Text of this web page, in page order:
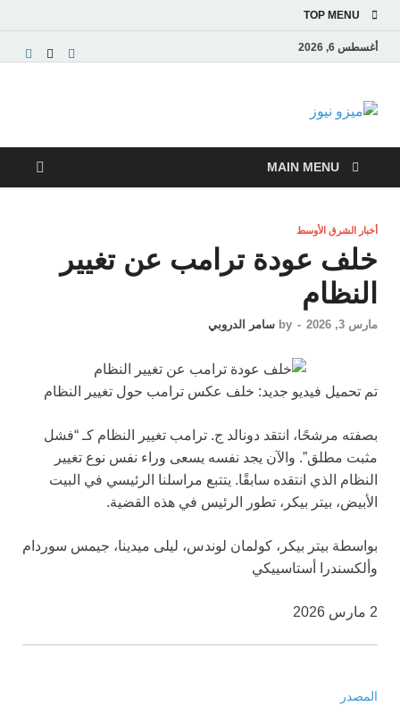
TOP MENU
أغسطس 6, 2026
ميزو نيوز
والاقتصادية
MAIN MENU
أخبار الشرق الأوسط
خلف عودة ترامب عن تغيير
النظام
مارس 3, 2026 -
by سامر الدروبي
تم تحميل فيديو جديد: خلف عكس ترامب حول تغيير النظام
بصفته مرشحًا، انتقد دونالد ج. ترامب تغيير النظام كـ “فشل
مثبت مطلق”. والآن يجد نفسه يسعى وراء نفس نوع تغيير
النظام الذي انتقده سابقًا. يتتبع مراسلنا الرئيسي في البيت
الأبيض، بيتر بيكر، تطور الرئيس في هذه القضية.
بواسطة بيتر بيكر، كولمان لوندس، ليلى ميدينا، جيمس سوردام
وألكسندرا أستاسييكي
2 مارس 2026
المصدر